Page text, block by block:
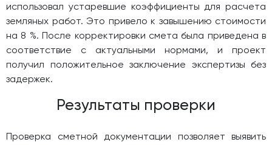
использовал устаревшие коэффициенты для расчета
земляных работ. Это привело к завышению стоимости
на 8 %. После корректировки смета была приведена в
соответствие с актуальными нормами, и проект
получил положительное заключение экспертизы без
задержек.
Результаты проверки
Проверка сметной документации позволяет выявить